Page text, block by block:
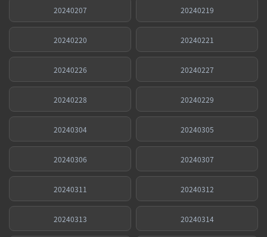
20240207 20240219
20240220 20240221
20240226 20240227
20240228 20240229
20240304 20240305
20240306 20240307
20240311 20240312
20240313 20240314